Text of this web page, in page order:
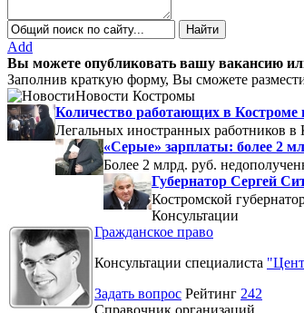
Add
Вы можете опубликовать вашу вакансию
Заполнив краткую форму, Вы сможете
Новости Костромы
Количество работающих в Костроме
Легальных иностранных работников в
«Серые» зарплаты: более 2
Более 2 млрд. руб.
Губернатор Сергей
Костромской
Консультации
Гражданское право
Консультации специалиста
Задать вопрос Рейтинг 242
Справочник организаций